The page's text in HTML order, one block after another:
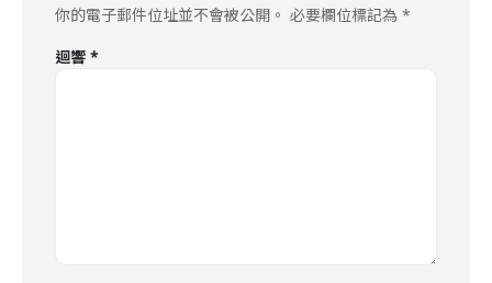
你的電子郵件位址並不會被公開。 必要欄位標記為 *
迴響 *